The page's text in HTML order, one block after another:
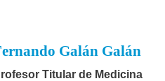
Galán Galán
Titular de Medicina